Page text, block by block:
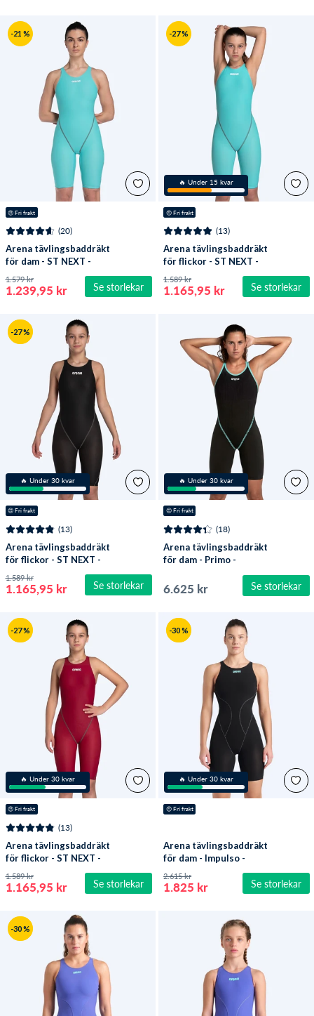
-21 %
😍 Fri frakt
Se storlekar
(20)
Arena tävlingsbaddräkt
för dam - ST NEXT -
Turkos
1.239,95 kr
1.579 kr
🔥 Under 15 kvar
-27 %
😍 Fri frakt
Se storlekar
(13)
Arena tävlingsbaddräkt
för flickor - ST NEXT -
Turkos
1.165,95 kr
1.589 kr
🔥 Under 30 kvar
-27 %
😍 Fri frakt
Se storlekar
(13)
Arena tävlingsbaddräkt
för flickor - ST NEXT -
Svart
1.165,95 kr
1.589 kr
🔥 Under 30 kvar
😍 Fri frakt
Se storlekar
(18)
Arena tävlingsbaddräkt
för dam - Primo -
6.625 kr
🔥 Under 30 kvar
-27 %
😍 Fri frakt
Se storlekar
(13)
Arena tävlingsbaddräkt
för flickor - ST NEXT -
Mörkröd
1.165,95 kr
1.589 kr
🔥 Under 30 kvar
-30 %
😍 Fri frakt
Se storlekar
Arena tävlingsbaddräkt
för dam - Impulso -
Svart/ljusblå
1.825 kr
2.615 kr
-30 %